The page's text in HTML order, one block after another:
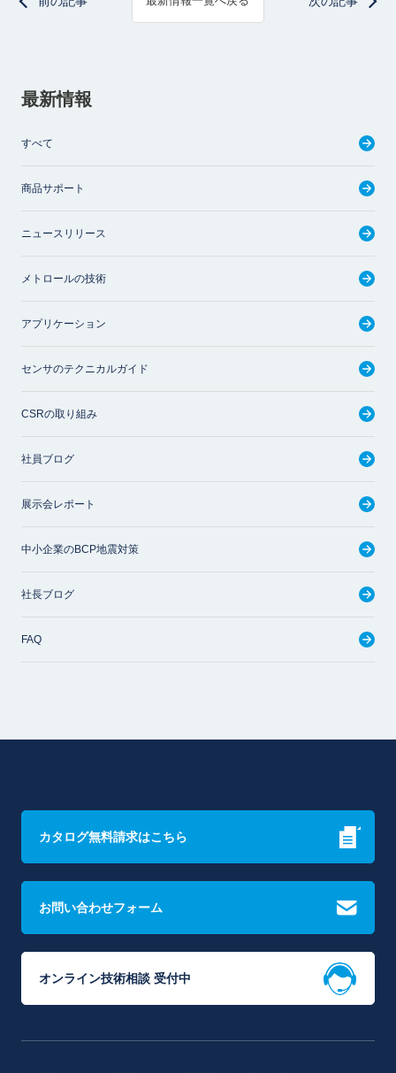
最新情報
すべて
商品サポート
ニュースリリース
メトロールの技術
アプリケーション
センサのテクニカルガイド
CSRの取り組み
社員ブログ
展示会レポート
中小企業のBCP地震対策
社長ブログ
FAQ
カタログ無料請求はこちら
お問い合わせフォーム
オンライン技術相談 受付中